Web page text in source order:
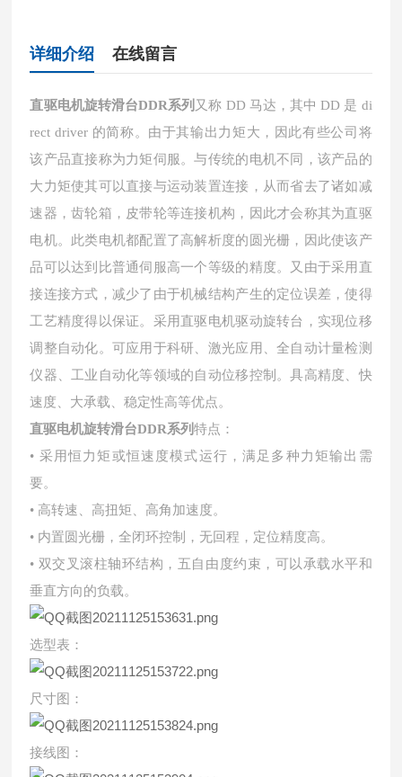
详细介绍 在线留言
直驱电机旋转滑台DDR系列 又称 DD 马达，其中 DD 是 di
rect driver 的简称。由于其输出力矩大，因此有些公司将
该产品直接称为力矩伺服。与传统的电机不同，该产品的
大力矩使其可以直接与运动装置连接，从而省去了诸如减
速器，齿轮箱，皮带轮等连接机构，因此才会称其为直驱
电机。此类电机都配置了高解析度的圆光栅，因此使该产
品可以达到比普通伺服高一个等级的精度。又由于采用直
接连接方式，减少了由于机械结构产生的定位误差，使得
工艺精度得以保证。采用直驱电机驱动旋转台，实现位移
调整自动化。可应用于科研、激光应用、全自动计量检测
仪器、工业自动化等领域的自动位移控制。具高精度、快
速度、大承载、稳定性高等优点。
直驱电机旋转滑台DDR系列特点：
• 采用恒力矩或恒速度模式运行，满足多种力矩输出需
要。
• 高转速、高扭矩、高角加速度。
• 内置圆光栅，全闭环控制，无回程，定位精度高。
• 双交叉滚柱轴环结构，五自由度约束，可以承载水平和
垂直方向的负载。
选型表：
尺寸图：
接线图：